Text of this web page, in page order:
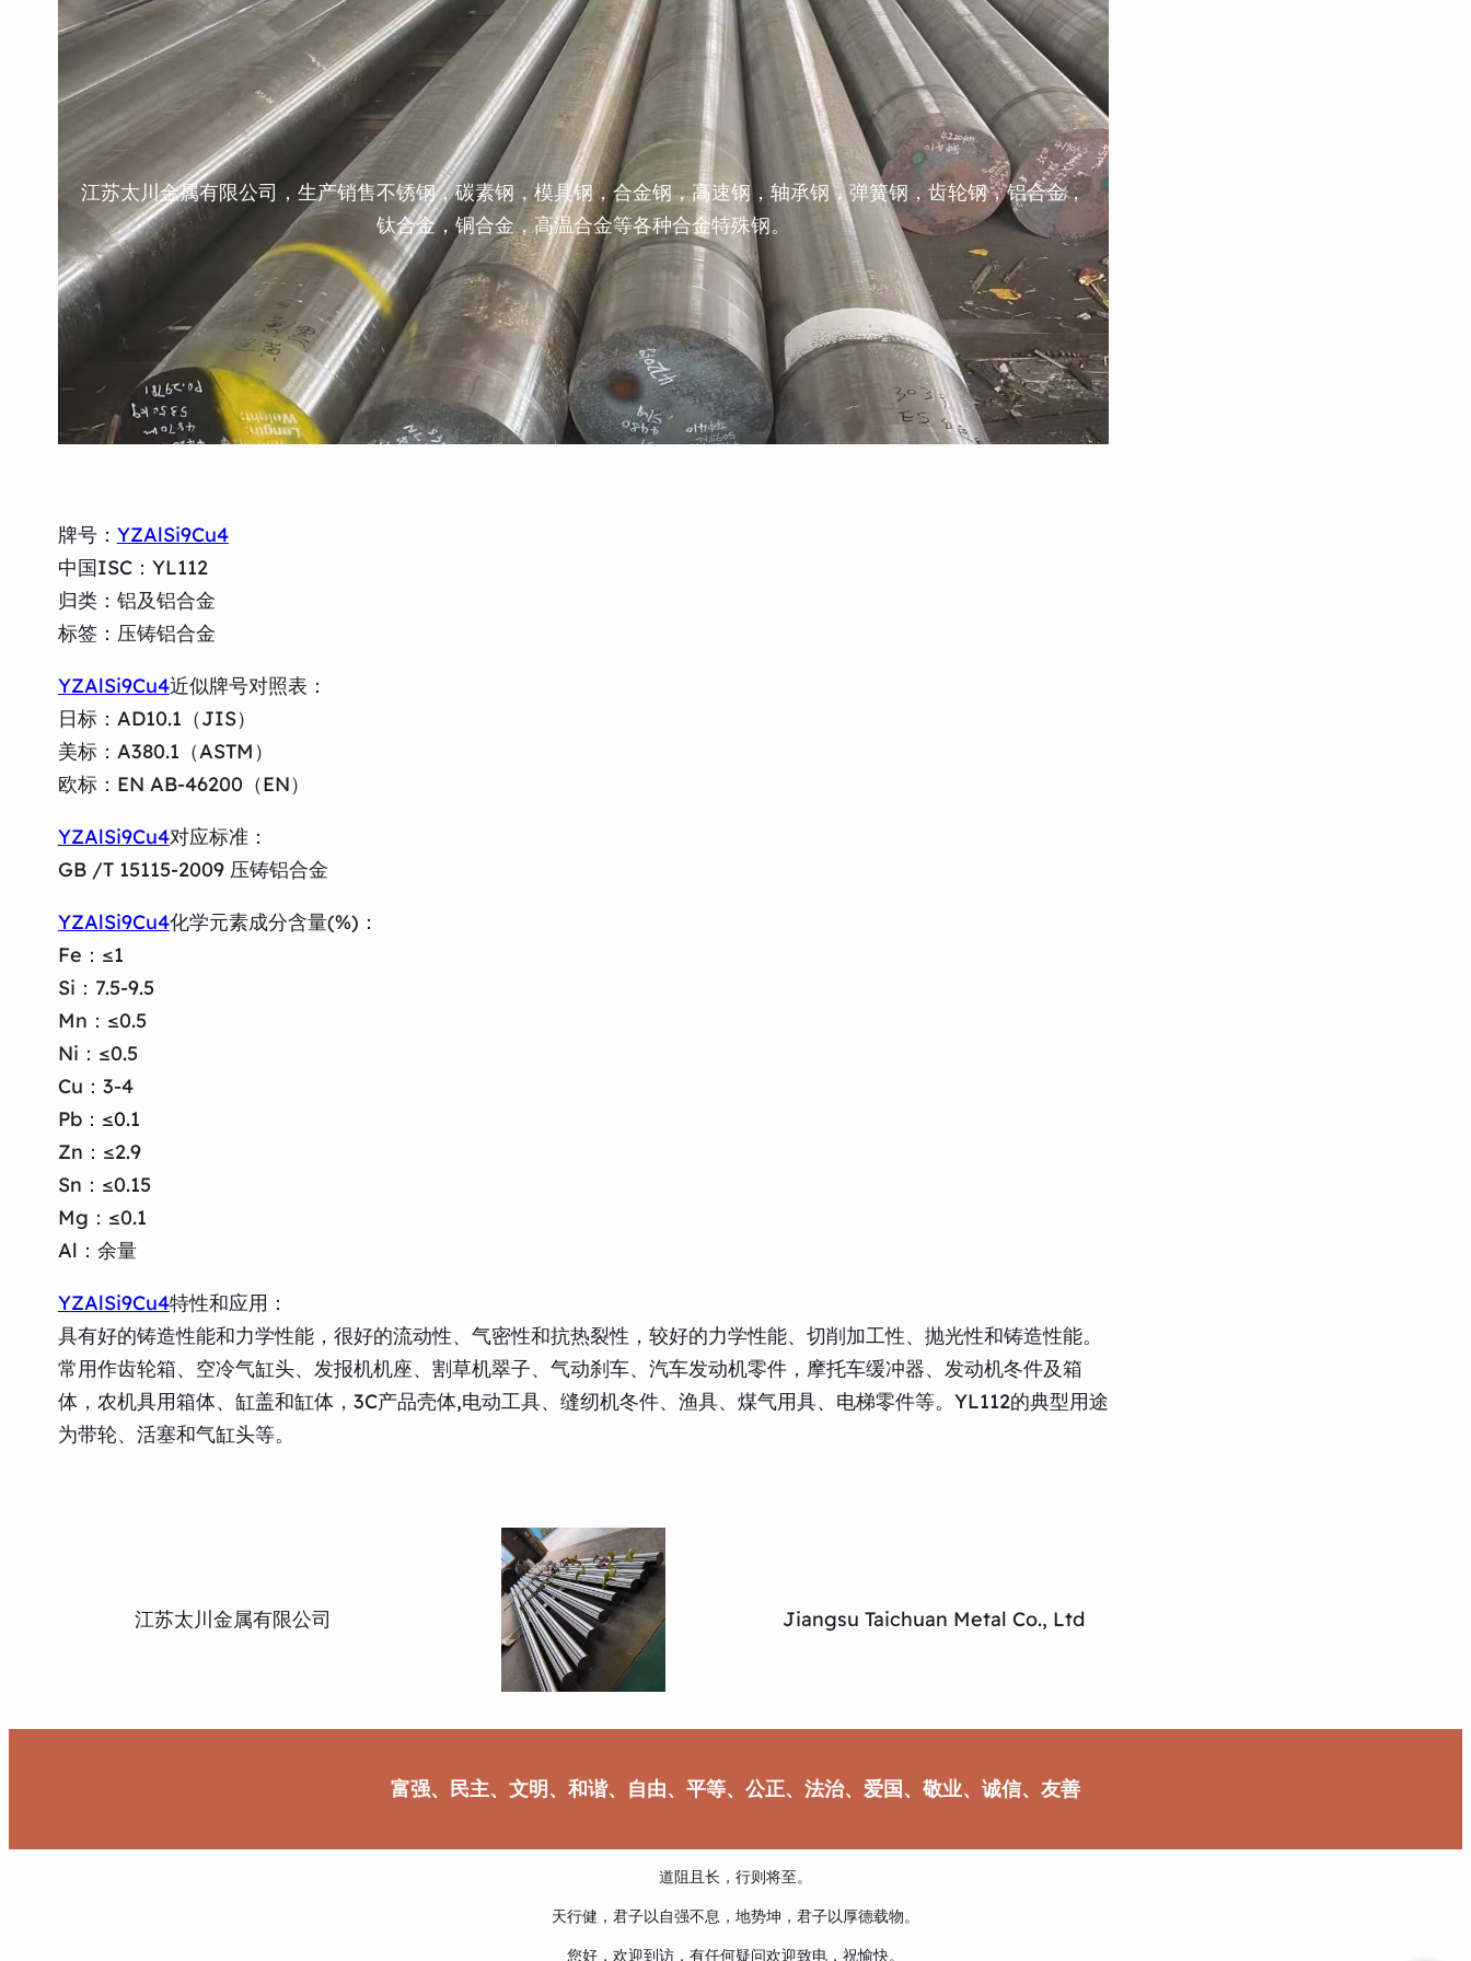
江苏太川金属有限公司，生产销售不锈钢，碳素钢，模具钢，合金钢，高速钢，轴承钢，弹簧钢，齿轮钢，铝合金，
钛合金，铜合金，高温合金等各种合金特殊钢。
牌号： YZAlSi9Cu4
中国ISC：YL112
归类：铝及铝合金
标签：压铸铝合金
YZAlSi9Cu4近似牌号对照表：
日标：AD10.1（JIS）
美标：A380.1（ASTM）
欧标：EN AB-46200（EN）
YZAlSi9Cu4对应标准：
GB /T 15115-2009 压铸铝合金
YZAlSi9Cu4化学元素成分含量(%)：
Fe：≤1
Si：7.5-9.5
Mn：≤0.5
Ni：≤0.5
Cu：3-4
Pb：≤0.1
Zn：≤2.9
Sn：≤0.15
Mg：≤0.1
Al：余量
YZAlSi9Cu4特性和应用：
具有好的铸造性能和力学性能，很好的流动性、气密性和抗热裂性，较好的力学性能、切削加工性、抛光性和铸造性能。
常用作齿轮箱、空冷气缸头、发报机机座、割草机翠子、气动刹车、汽车发动机零件，摩托车缓冲器、发动机冬件及箱
体，农机具用箱体、缸盖和缸体，3C产品壳体,电动工具、缝纫机冬件、渔具、煤气用具、电梯零件等。YL112的典型用途
为带轮、活塞和气缸头等。
江苏太川金属有限公司 Jiangsu Taichuan Metal Co., Ltd
富强、民主、文明、和谐、自由、平等、公正、法治、爱国、敬业、诚信、友善
道阻且长，行则将至。
天行健，君子以自强不息，地势坤，君子以厚德载物。
您好，欢迎到访，有任何疑问欢迎致电，祝愉快。